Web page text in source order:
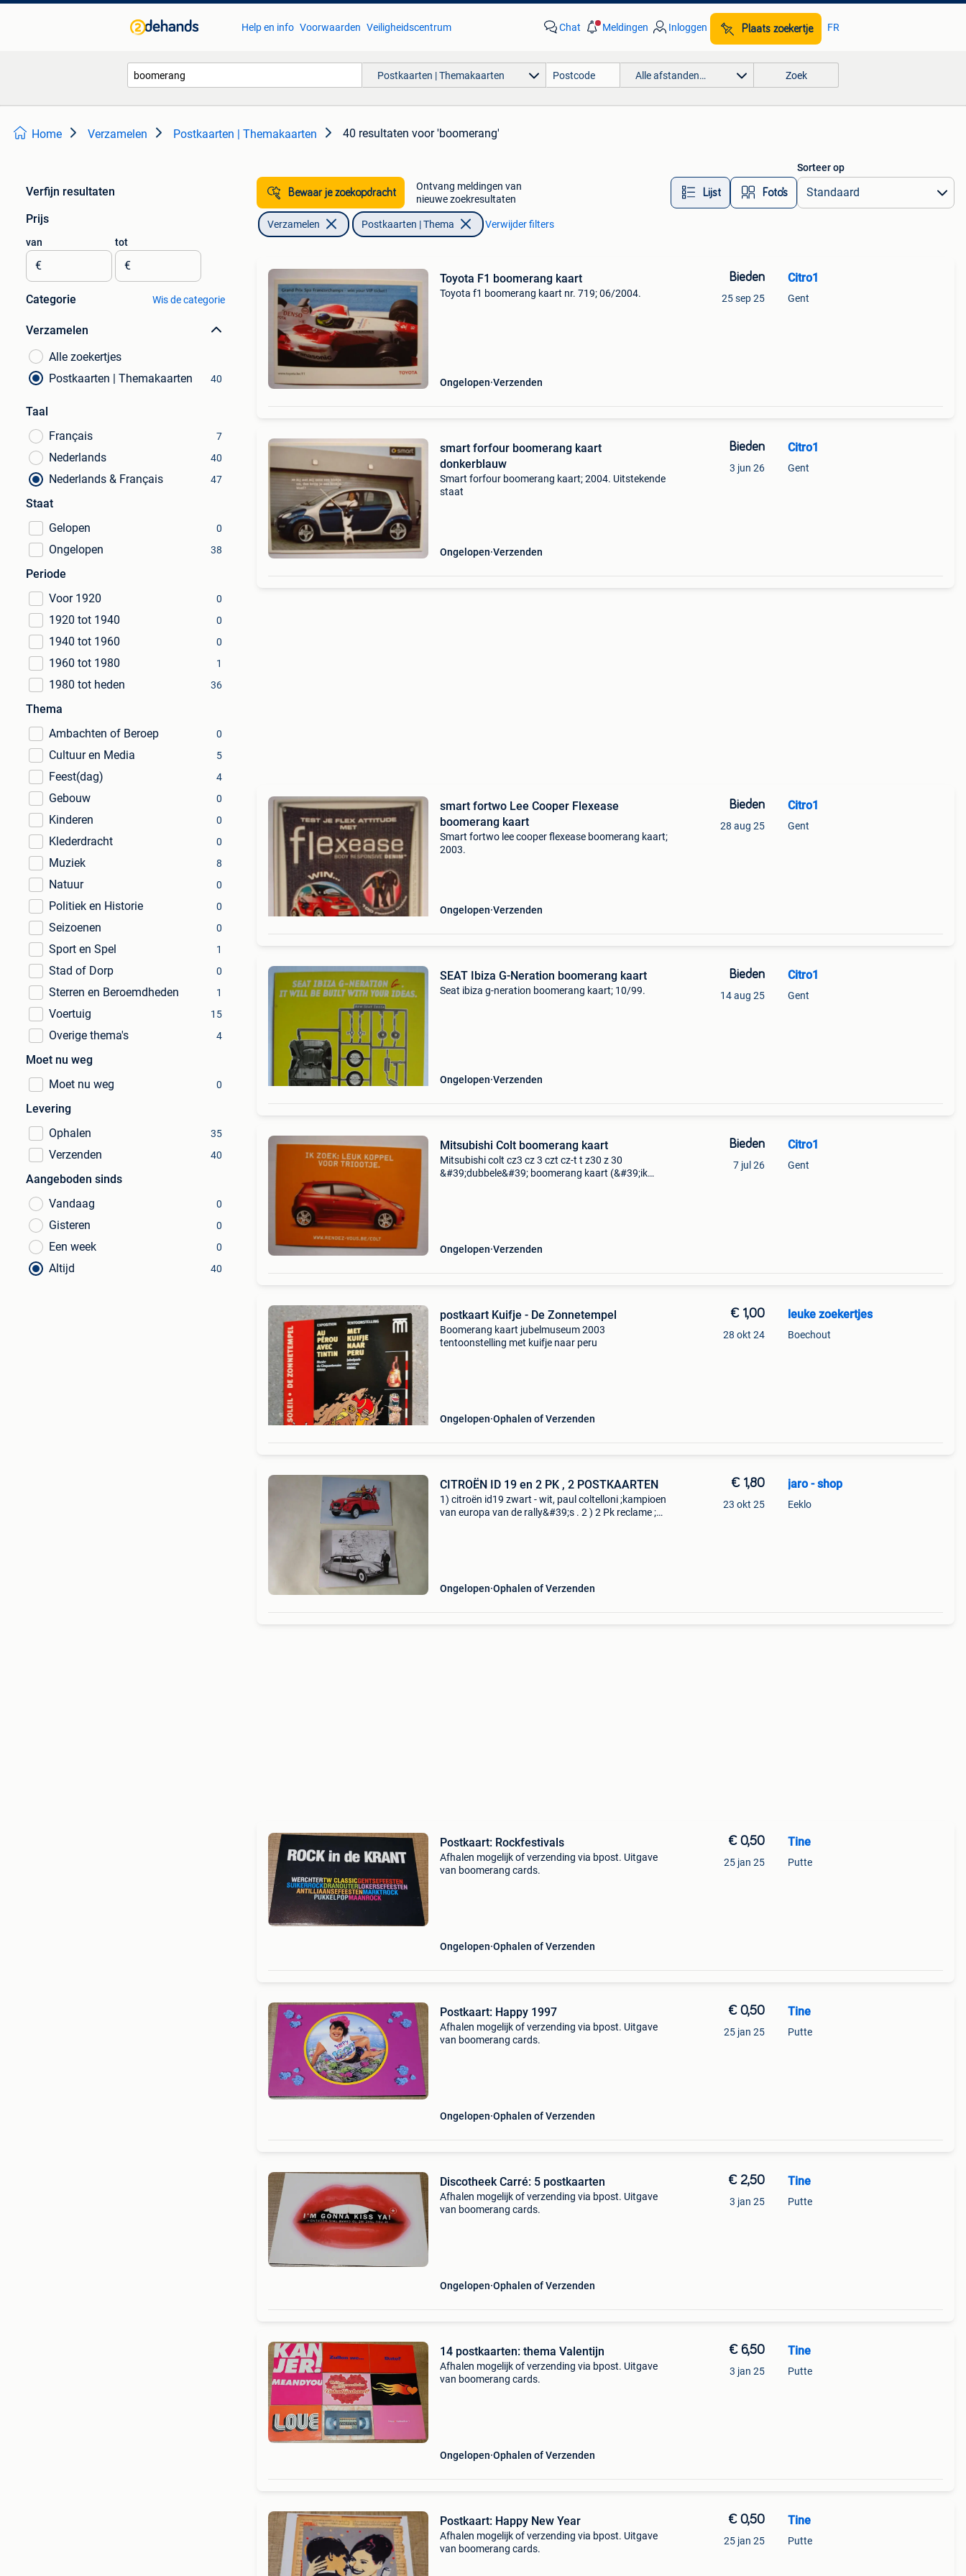
Help en info Voorwaarden Veiligheidscentrum Chat Meldingen Inloggen Plaats zoekertje FR
Postkaarten | Themakaarten Alle afstanden… Zoek
Home Verzamelen Postkaarten | Themakaarten 40 resultaten voor 'boomerang'
Verfijn resultaten
Prijs
van
€
tot
€
Categorie Wis de categorie
Verzamelen
Alle zoekertjes
Postkaarten | Themakaarten
40
Taal
Français
7
Nederlands 40
Nederlands & Français 47
Staat
Gelopen
0
Ongelopen 38
Periode
Voor 1920
0
1920 tot 1940 0
1940 tot 1960 0
1960 tot 1980 1
1980 tot heden 36
Thema
Ambachten of Beroep
0
Cultuur en Media 5
Feest(dag) 4
Gebouw 0
Kinderen 0
Klederdracht 0
Muziek 8
Natuur 0
Politiek en Historie 0
Seizoenen 0
Sport en Spel 1
Stad of Dorp 0
Sterren en Beroemdheden 1
Voertuig 15
Overige thema's 4
Moet nu weg
Moet nu weg
0
Levering
Ophalen
35
Verzenden 40
Aangeboden sinds
Vandaag
0
Gisteren 0
Een week 0
Altijd 40
Bewaar je zoekopdracht
Ontvang meldingen van
nieuwe zoekresultaten
Lijst Foto’s
Sorteer op
Verzamelen Postkaarten | Thema Verwijder filters
Toyota F1 boomerang kaart
Toyota f1 boomerang kaart nr. 719; 06/2004.
Ongelopen Verzenden
Bieden
25 sep 25
Citro1
Gent
smart forfour boomerang kaart
donkerblauw
Smart forfour boomerang kaart; 2004. Uitstekende
staat
Ongelopen Verzenden
Bieden
3 jun 26
Citro1
Gent
smart fortwo Lee Cooper Flexease
boomerang kaart
Smart fortwo lee cooper flexease boomerang kaart;
2003.
Ongelopen Verzenden
Bieden
28 aug 25
Citro1
Gent
SEAT Ibiza G-Neration boomerang kaart
Seat ibiza g-neration boomerang kaart; 10/99.
Ongelopen Verzenden
Bieden
14 aug 25
Citro1
Gent
Mitsubishi Colt boomerang kaart
Mitsubishi colt cz3 cz 3 czt cz-t t z30 z 30
&#39;dubbele&#39; boomerang kaart (&#39;ik
Ongelopen Verzenden
Bieden
7 jul 26
Citro1
Gent
postkaart Kuifje - De Zonnetempel
Boomerang kaart jubelmuseum 2003
tentoonstelling met kuifje naar peru
Ongelopen Ophalen of Verzenden
€ 1,00
28 okt 24
leuke zoekertjes
Boechout
CITROËN ID 19 en 2 PK , 2 POSTKAARTEN
1) citroën id19 zwart - wit, paul coltelloni ;kampioen
van europa van de rally&#39;s . 2 ) 2 Pk reclame ;
Ongelopen Ophalen of Verzenden
€ 1,80
23 okt 25
jaro - shop
Eeklo
Postkaart: Rockfestivals
Afhalen mogelijk of verzending via bpost. Uitgave
van boomerang cards.
Ongelopen Ophalen of Verzenden
€ 0,50
25 jan 25
Tine
Putte
Postkaart: Happy 1997
Afhalen mogelijk of verzending via bpost. Uitgave
van boomerang cards.
Ongelopen Ophalen of Verzenden
€ 0,50
25 jan 25
Tine
Putte
Discotheek Carré: 5 postkaarten
Afhalen mogelijk of verzending via bpost. Uitgave
van boomerang cards.
Ongelopen Ophalen of Verzenden
€ 2,50
3 jan 25
Tine
Putte
14 postkaarten: thema Valentijn
Afhalen mogelijk of verzending via bpost. Uitgave
van boomerang cards.
Ongelopen Ophalen of Verzenden
€ 6,50
3 jan 25
Tine
Putte
Postkaart: Happy New Year
Afhalen mogelijk of verzending via bpost. Uitgave
van boomerang cards.
€ 0,50
25 jan 25
Tine
Putte